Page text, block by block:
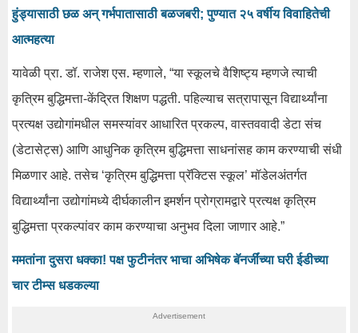
हुंड्यासाठी छळ अन् गर्भपातासाठी बळजबरी; पुण्यात २५ वर्षीय विवाहितेची
आत्महत्या
यावेळी प्रा. डॉ. राजेश एस. म्हणाले, “या स्कूलचे वैशिष्ट्य म्हणजे त्याची
कृत्रिम बुद्धिमत्ता-केंद्रित शिक्षण पद्धती. पहिल्याच सत्रापासून विद्यार्थ्यांना
प्रत्यक्ष उद्योगांमधील समस्यांवर आधारित प्रकल्प, वास्तववादी डेटा संच
(डेटासेट्स) आणि आधुनिक कृत्रिम बुद्धिमत्ता साधनांसह काम करण्याची संधी
मिळणार आहे. तसेच ‘कृत्रिम बुद्धिमत्ता प्रॅक्टिस स्कूल’ मॉडेलअंतर्गत
विद्यार्थ्यांना उद्योगांमध्ये दीर्घकालीन इमर्शन प्रोग्रामद्वारे प्रत्यक्ष कृत्रिम
बुद्धिमत्ता प्रकल्पांवर काम करण्याचा अनुभव दिला जाणार आहे.”
ममतांना दुसरा धक्का! पक्ष फुटीनंतर भाचा अभिषेक बॅनर्जींच्या घरी ईडीच्या
चार टीम्स धडकल्या